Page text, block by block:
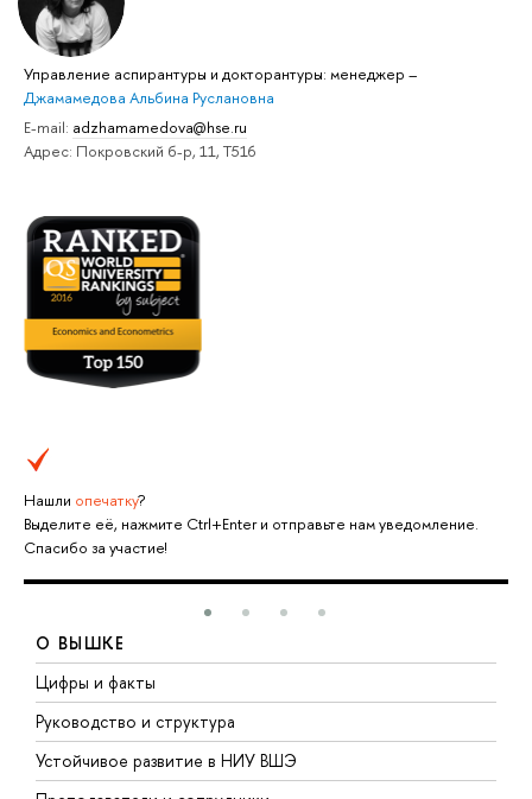
Управление аспирантуры и докторантуры: менеджер –
Джамамедова Альбина Руслановна
E-mail: adzhamamedova@hse.ru
Адрес: Покровский б-р, 11, Т516
Нашли опечатку?
Выделите её, нажмите Ctrl+Enter и отправьте нам уведомление.
Спасибо за участие!
О ВЫШКЕ
Цифры и факты
Руководство и структура
Устойчивое развитие в НИУ ВШЭ